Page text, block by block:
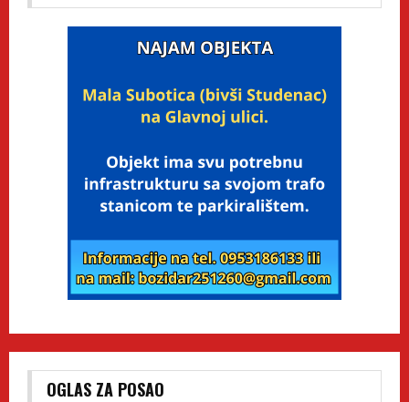
OGLAS ZA POSAO